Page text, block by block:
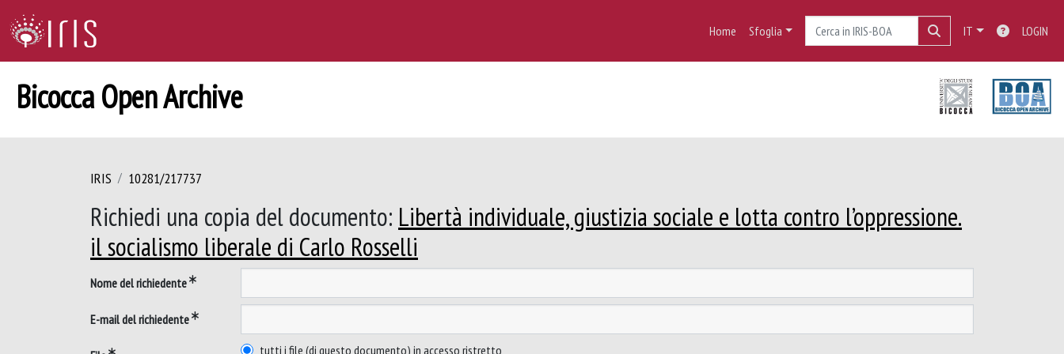
Home Sfoglia IT LOGIN
Bicocca Open Archive
IRIS 10281/217737
Richiedi una copia del documento: Libertà individuale, giustizia sociale e lotta contro l’oppressione.
il socialismo liberale di Carlo Rosselli
Nome del richiedente
E-mail del richiedente
tutti i file (di questo documento) in accesso ristretto